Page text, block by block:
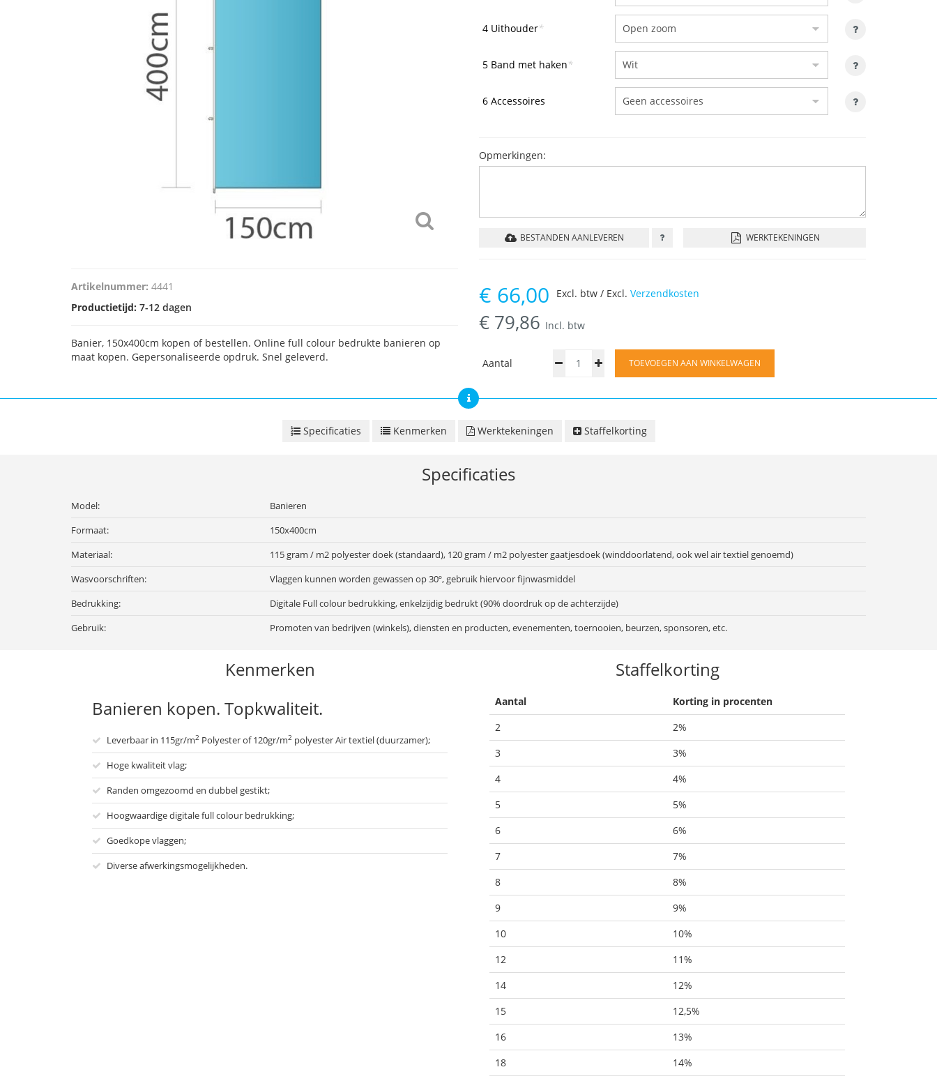
Artikelnummer: 4441
Productietijd: 7-12 dagen
Banier, 150x400cm kopen of bestellen. Online full colour bedrukte banieren op
maat kopen. Gepersonaliseerde opdruk. Snel geleverd.
4 Uithouder*
5 Band met haken*
6 Accessoires
Opmerkingen:
BESTANDEN AANLEVEREN WERKTEKENINGEN
€ 66,00
€ 79,86 Incl. btw
Excl. btw / Excl. Verzendkosten
Aantal TOEVOEGEN AAN WINKELWAGEN
Specificaties Kenmerken Werktekeningen Staffelkorting
Specificaties
Model:
Banieren
Formaat:
150x400cm
Materiaal:
115 gram / m2 polyester doek (standaard), 120 gram / m2 polyester gaatjesdoek (winddoorlatend, ook wel air textiel genoemd)
Wasvoorschriften:
Vlaggen kunnen worden gewassen op 30º, gebruik hiervoor fijnwasmiddel
Bedrukking:
Digitale Full colour bedrukking, enkelzijdig bedrukt (90% doordruk op de achterzijde)
Gebruik:
Promoten van bedrijven (winkels), diensten en producten, evenementen, toernooien, beurzen, sponsoren, etc.
Kenmerken
Banieren kopen. Topkwaliteit.
Leverbaar in 115gr/m2 Polyester of 120gr/m2 polyester Air textiel (duurzamer);
Hoge kwaliteit vlag;
Randen omgezoomd en dubbel gestikt;
Hoogwaardige digitale full colour bedrukking;
Goedkope vlaggen;
Diverse afwerkingsmogelijkheden.
Staffelkorting
Aantal
Korting in procenten
2
2%
3
3%
4
4%
5
5%
6
6%
7
7%
8
8%
9
9%
10
10%
12
11%
14
12%
15
12,5%
16
13%
18
14%